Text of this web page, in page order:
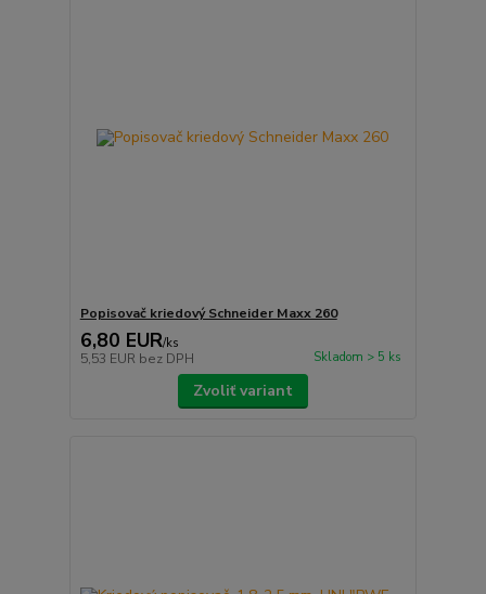
Popisovač kriedový Schneider Maxx 260
6,80 EUR/ks
5,53 EUR bez DPH Skladom > 5 ks
Zvoliť variant